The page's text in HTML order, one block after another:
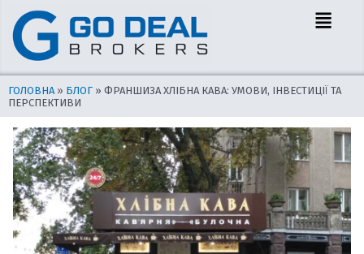
Перейти
до
вмісту
Menu
ГОЛОВНА » БЛОГ » ФРАНШИЗА ХЛІБНА КАВА: УМОВИ, ІНВЕСТИЦІЇ ТА
ПЕРСПЕКТИВИ
Навігація
по
запису